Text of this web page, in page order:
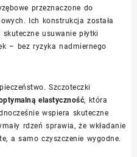
przeznaczone do
Ich konstrukcja została
usuwanie płytki
– bez ryzyka nadmiernego
Szczoteczki
elastyczność, która
wspiera skuteczne
rdzeń sprawia, że wkładanie
a samo czyszczenie wygodne.